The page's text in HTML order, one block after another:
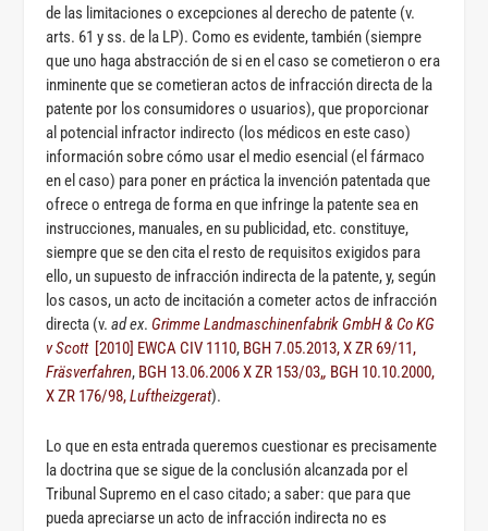
de las limitaciones o excepciones al derecho de patente (v.
arts. 61 y ss. de la LP). Como es evidente, también (siempre
que uno haga abstracción de si en el caso se cometieron o era
inminente que se cometieran actos de infracción directa de la
patente por los consumidores o usuarios), que proporcionar
al potencial infractor indirecto (los médicos en este caso)
información sobre cómo usar el medio esencial (el fármaco
en el caso) para poner en práctica la invención patentada que
ofrece o entrega de forma en que infringe la patente sea en
instrucciones, manuales, en su publicidad, etc. constituye,
siempre que se den cita el resto de requisitos exigidos para
ello, un supuesto de infracción indirecta de la patente, y, según
los casos, un acto de incitación a cometer actos de infracción
directa (v.ad ex.Grimme Landmaschinenfabrik GmbH & Co KG
v Scott[2010] EWCA CIV 1110, BGH 7.05.2013, X ZR 69/11,
Fräsverfahren, BGH 13.06.2006 X ZR 153/03,, BGH 10.10.2000,
X ZR 176/98,Luftheizgerat).
Lo que en esta entrada queremos cuestionar es precisamente
la doctrina que se sigue de la conclusión alcanzada por el
Tribunal Supremo en el caso citado; a saber: que para que
pueda apreciarse un acto de infracción indirecta no es